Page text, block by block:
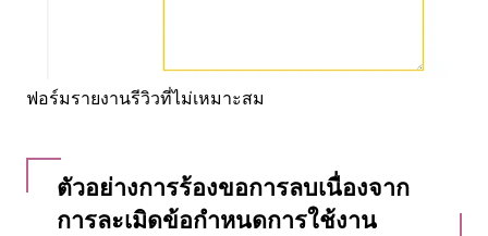
ฟอร์มรายงานรีวิวที่ไม่เหมาะสม
ตัวอย่างการร้องขอการลบเนื่องจาก
การละเมิดข้อกำหนดการใช้งาน